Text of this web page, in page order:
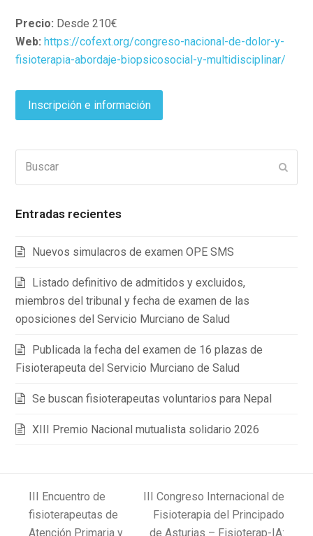
Precio: Desde 210€
Web: https://cofext.org/congreso-nacional-de-dolor-y-
fisioterapia-abordaje-biopsicosocial-y-multidisciplinar/
Inscripción e información
Entradas recientes
Nuevos simulacros de examen OPE SMS
Listado definitivo de admitidos y excluidos,
miembros del tribunal y fecha de examen de las
oposiciones del Servicio Murciano de Salud
Publicada la fecha del examen de 16 plazas de
Fisioterapeuta del Servicio Murciano de Salud
Se buscan fisioterapeutas voluntarios para Nepal
XIII Premio Nacional mutualista solidario 2026
III Encuentro de
fisioterapeutas de
Atención Primaria y
III Congreso Internacional de
Fisioterapia del Principado
de Asturias – Fisioterap-IA: